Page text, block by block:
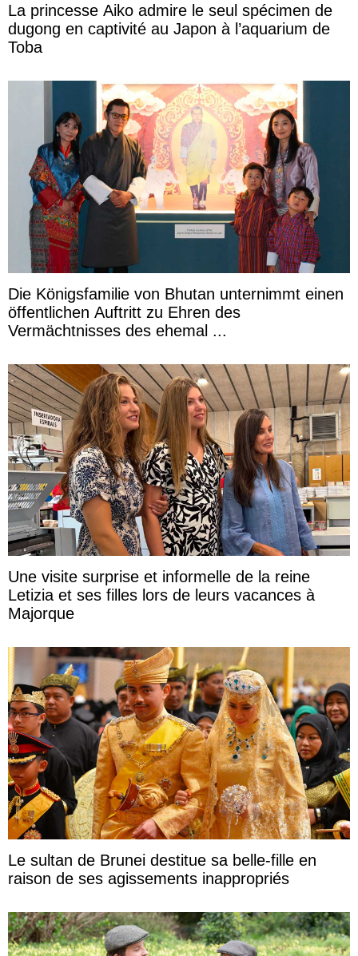
La princesse Aiko admire le seul spécimen de
dugong en captivité au Japon à l’aquarium de
Toba
Die Königsfamilie von Bhutan unternimmt einen
öffentlichen Auftritt zu Ehren des
Vermächtnisses des ehemal ...
Une visite surprise et informelle de la reine
Letizia et ses filles lors de leurs vacances à
Majorque
Le sultan de Brunei destitue sa belle-fille en
raison de ses agissements inappropriés